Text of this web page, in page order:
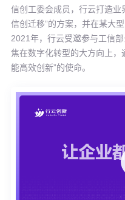
信创工委会成员，行云打造业
信创迁移”的方案，并在某大
2021年，行云受邀参与工信
焦在数字化转型的大方向上，
能高效创新”的使命。